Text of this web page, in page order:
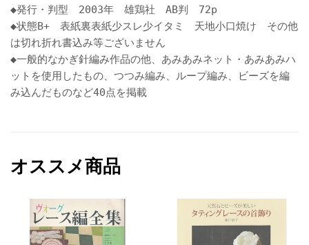
◆発行・判型 2003年 雄鶏社 AB判 72p
◆状態B+ 表紙裏表紙少スレ少イタミ 天地小口焼け その他
は切れ折れ書込み等ございません
◆一般的なかぎ針編み作品の他、あみあみネット・あみあみハ
ットを使用したもの、つつみ編み、ループ編み、ビーズを編
み込んだものなど40点を掲載
オススメ商品